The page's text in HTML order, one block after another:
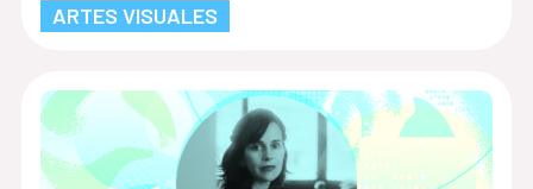
ARTES VISUALES